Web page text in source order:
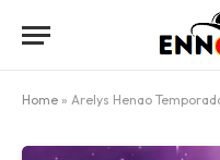
Home » Arelys Henao